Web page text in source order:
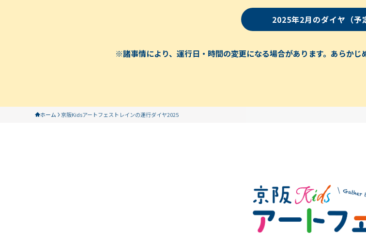
2025年2月のダイヤ（予
※諸事情により、運行日・時間の変更になる場合があります。あらかじ
ホーム 京阪Kidsアートフェストレインの運行ダイヤ2025